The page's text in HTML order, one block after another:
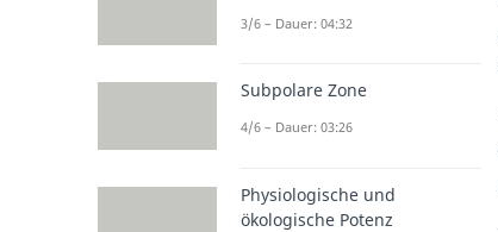
3/6 – Dauer: 04:32
Subpolare Zone
4/6 – Dauer: 03:26
Physiologische und
ökologische Potenz